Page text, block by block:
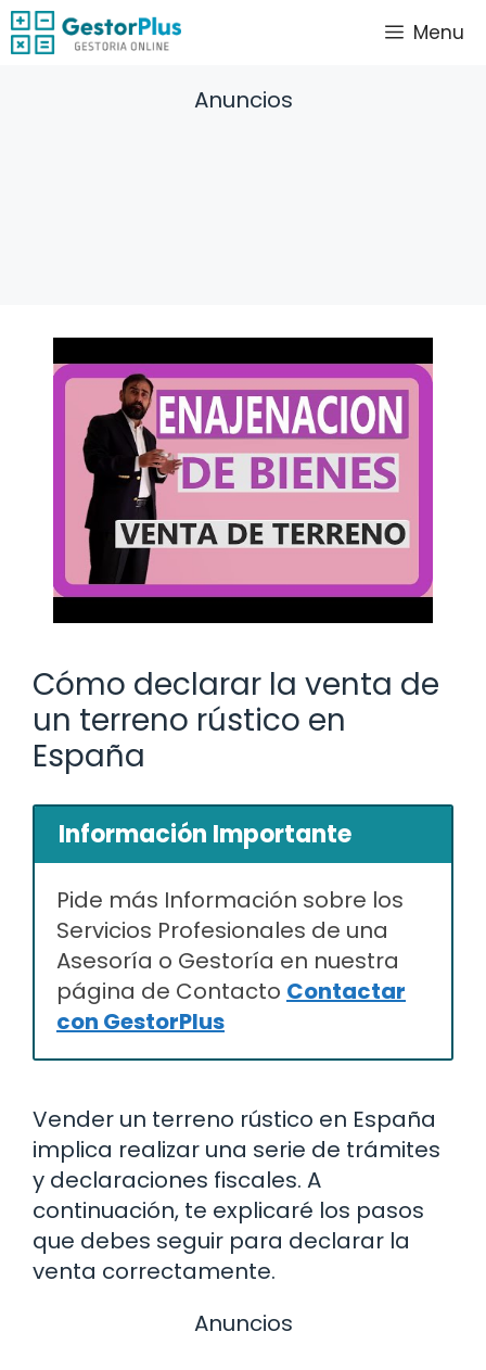
Saltar
al
Menu
Anuncios
Cómo declarar la venta de
un terreno rústico en
España
Información Importante
Pide más Información sobre los
Servicios Profesionales de una
Asesoría o Gestoría en nuestra
página de Contacto Contactar
con GestorPlus
Vender un terreno rústico en España
implica realizar una serie de trámites
y declaraciones fiscales. A
continuación, te explicaré los pasos
que debes seguir para declarar la
venta correctamente.
Anuncios